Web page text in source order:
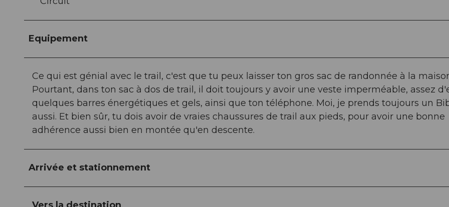
Equipement
Ce qui est génial avec le trail, c'est que tu peux laisser ton gros sac de randonnée à la
Pourtant, dans ton sac à dos de trail, il doit toujours y avoir une veste imperméable, assez
quelques barres énergétiques et gels, ainsi que ton téléphone. Moi, je prends toujours un
aussi. Et bien sûr, tu dois avoir de vraies chaussures de trail aux pieds, pour avoir une bonne
adhérence aussi bien en montée qu'en descente.
Arrivée et stationnement